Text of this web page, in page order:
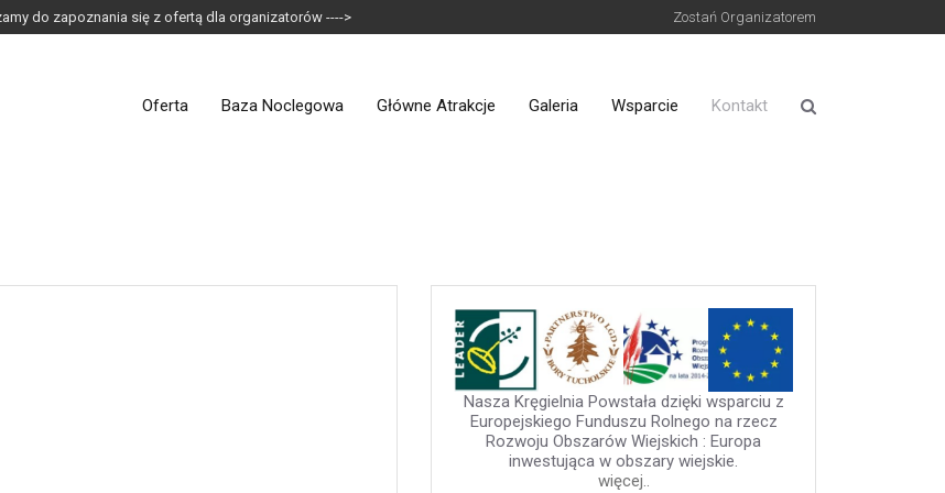
do zapoznania się z ofertą dla organizatorów ----> Zostań Organizatorem
Oferta Baza Noclegowa Główne Atrakcje Galeria Wsparcie Kontakt
Nasza Kręgielnia Powstała dzięki wsparciu z
Europejskiego Funduszu Rolnego na rzecz
Rozwoju Obszarów Wiejskich : Europa
inwestująca w obszary wiejskie.
więcej..